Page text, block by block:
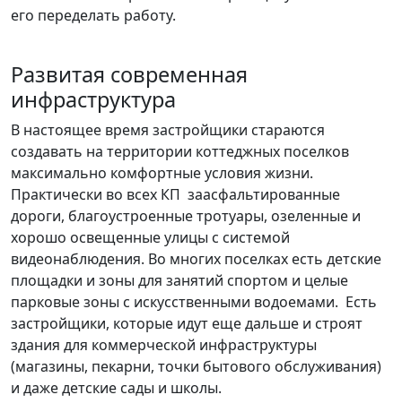
его переделать работу.
Развитая современная
инфраструктура
В настоящее время застройщики стараются
создавать на территории коттеджных поселков
максимально комфортные условия жизни.
Практически во всех КП заасфальтированные
дороги, благоустроенные тротуары, озеленные и
хорошо освещенные улицы с системой
видеонаблюдения. Во многих поселках есть детские
площадки и зоны для занятий спортом и целые
парковые зоны с искусственными водоемами. Есть
застройщики, которые идут еще дальше и строят
здания для коммерческой инфраструктуры
(магазины, пекарни, точки бытового обслуживания)
и даже детские сады и школы.